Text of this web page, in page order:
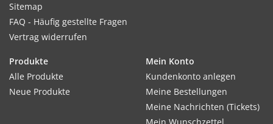
Sitemap
FAQ - Häufig gestellte Fragen
Vertrag widerrufen
Produkte
Alle Produkte
Neue Produkte
Mein Konto
Kundenkonto anlegen
Meine Bestellungen
Meine Nachrichten (Tickets)